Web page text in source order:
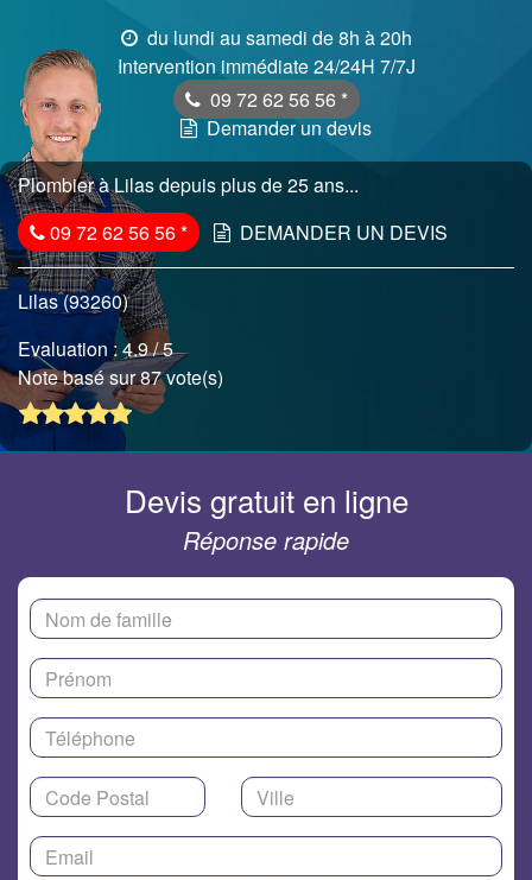
du lundi au samedi de 8h à 20h
Intervention immédiate 24/24H 7/7J
09 72 62 56 56 *
Demander un devis
Plombier à Lilas depuis plus de 25 ans...
09 72 62 56 56* DEMANDER UN DEVIS
Lilas (93260)
Evaluation :4.9/ 5
Note basé sur 87 vote(s)
Devis gratuit en ligne
Réponse rapide